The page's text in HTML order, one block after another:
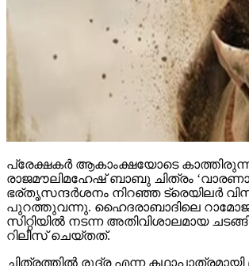
പ്രേക്ഷകര്‍ ആകാംക്ഷയോടെ
രാജമൗലിമഹേഷ് ബാബു ചിത്രം
ഭര്തൃസന്ദര്‍ശനം നിറഞ്ഞ ട്രെയിലര്‍
പുറത്തുവന്നു. ഹൈദരാബാദിലെ റാമോജി
സിറ്റിയില്‍ നടന്ന അതിവിശാലമായ
റിലീസ് ചെയ്തത്.
ചിത്രത്തില്‍ രുദ്ര എന്ന